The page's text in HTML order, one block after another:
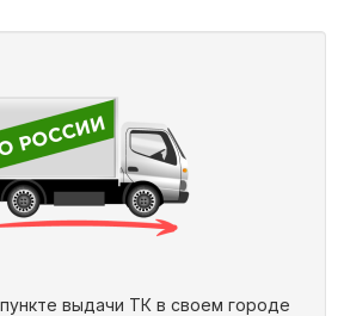
выдачи ТК в своем городе